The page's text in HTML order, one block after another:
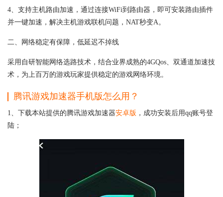
4、支持主机路由加速，通过连接WiFi到路由器，即可安装路由插件
并一键加速，解决主机游戏联机问题，NAT秒变A。
二、网络稳定有保障，低延迟不掉线
采用自研智能网络选路技术，结合业界成熟的4GQos、双通道加速技
术，为上百万的游戏玩家提供稳定的游戏网络环境。
腾讯游戏加速器手机版怎么用？
1、下载本站提供的腾讯游戏加速器安卓版 ，成功安装后用qq账号登
陆；